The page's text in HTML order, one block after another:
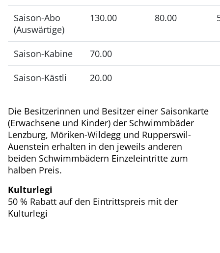
Saison-Abo
(Auswärtige)
130.00 80.00
Saison-Kabine 70.00
Saison-Kästli 20.00
Die Besitzerinnen und Besitzer einer Saisonkarte
(Erwachsene und Kinder) der Schwimmbäder
Lenzburg, Möriken-Wildegg und Rupperswil-
Auenstein erhalten in den jeweils anderen
beiden Schwimmbädern Einzeleintritte zum
halben Preis.
Kulturlegi
50 % Rabatt auf den Eintrittspreis mit der
Kulturlegi